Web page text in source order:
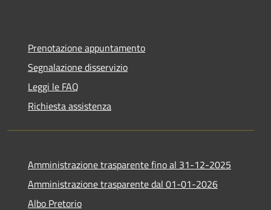
Prenotazione appuntamento
Segnalazione disservizio
Leggi le FAQ
Richiesta assistenza
Amministrazione trasparente fino al 31-12-2025
Amministrazione trasparente dal 01-01-2026
Albo Pretorio